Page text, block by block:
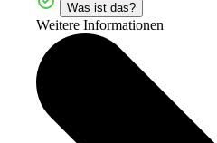
Was ist das?
Weitere Informationen